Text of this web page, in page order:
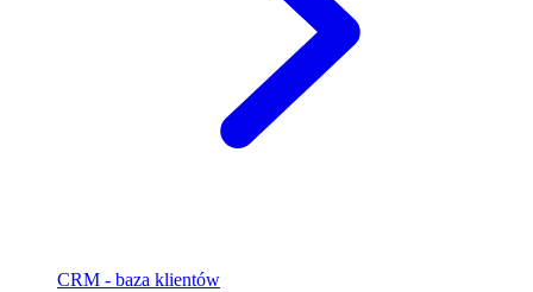
CRM - baza klientów